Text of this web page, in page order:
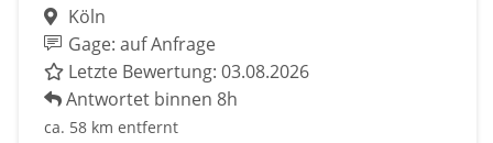
Köln
Gage: auf Anfrage
Letzte Bewertung: 03.08.2026
Antwortet binnen 8h
ca. 58 km entfernt